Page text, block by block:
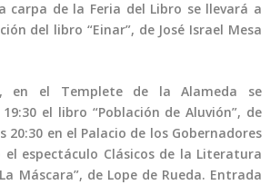
carpa de la Feria del Libro se llevará a
del libro “Einar”, de José Israel Mesa
en el Templete de la Alameda se
el libro “Población de Aluvión”, de
20:30 en el Palacio de los Gobernadores
el espectáculo Clásicos de la Literatura
Máscara”, de Lope de Rueda. Entrada